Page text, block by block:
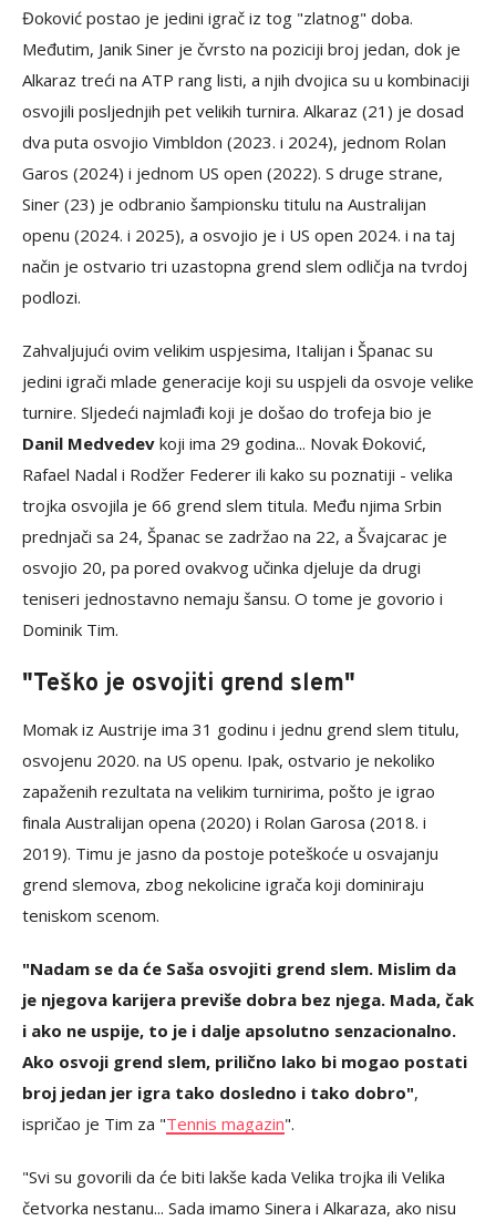
Đoković postao je jedini igrač iz tog "zlatnog" doba.
Međutim, Janik Siner je čvrsto na poziciji broj jedan, dok je
Alkaraz treći na ATP rang listi, a njih dvojica su u kombinaciji
osvojili posljednjih pet velikih turnira. Alkaraz (21) je dosad
dva puta osvojio Vimbldon (2023. i 2024), jednom Rolan
Garos (2024) i jednom US open (2022). S druge strane,
Siner (23) je odbranio šampionsku titulu na Australijan
openu (2024. i 2025), a osvojio je i US open 2024. i na taj
način je ostvario tri uzastopna grend slem odličja na tvrdoj
podlozi.
Zahvaljujući ovim velikim uspjesima, Italijan i Španac su
jedini igrači mlade generacije koji su uspjeli da osvoje velike
turnire. Sljedeći najmlađi koji je došao do trofeja bio je
Danil Medvedev koji ima 29 godina... Novak Đoković,
Rafael Nadal i Rodžer Federer ili kako su poznatiji - velika
trojka osvojila je 66 grend slem titula. Među njima Srbin
prednjači sa 24, Španac se zadržao na 22, a Švajcarac je
osvojio 20, pa pored ovakvog učinka djeluje da drugi
teniseri jednostavno nemaju šansu. O tome je govorio i
Dominik Tim.
"Teško je osvojiti grend slem"
Momak iz Austrije ima 31 godinu i jednu grend slem titulu,
osvojenu 2020. na US openu. Ipak, ostvario je nekoliko
zapaženih rezultata na velikim turnirima, pošto je igrao
finala Australijan opena (2020) i Rolan Garosa (2018. i
2019). Timu je jasno da postoje poteškoće u osvajanju
grend slemova, zbog nekolicine igrača koji dominiraju
teniskom scenom.
"Nadam se da će Saša osvojiti grend slem. Mislim da
je njegova karijera previše dobra bez njega. Mada, čak
i ako ne uspije, to je i dalje apsolutno senzacionalno.
Ako osvoji grend slem, prilično lako bi mogao postati
broj jedan jer igra tako dosledno i tako dobro",
ispričao je Tim za "Tennis magazin".
"Svi su govorili da će biti lakše kada Velika trojka ili Velika
četvorka nestanu... Sada imamo Sinera i Alkaraza, ako nisu